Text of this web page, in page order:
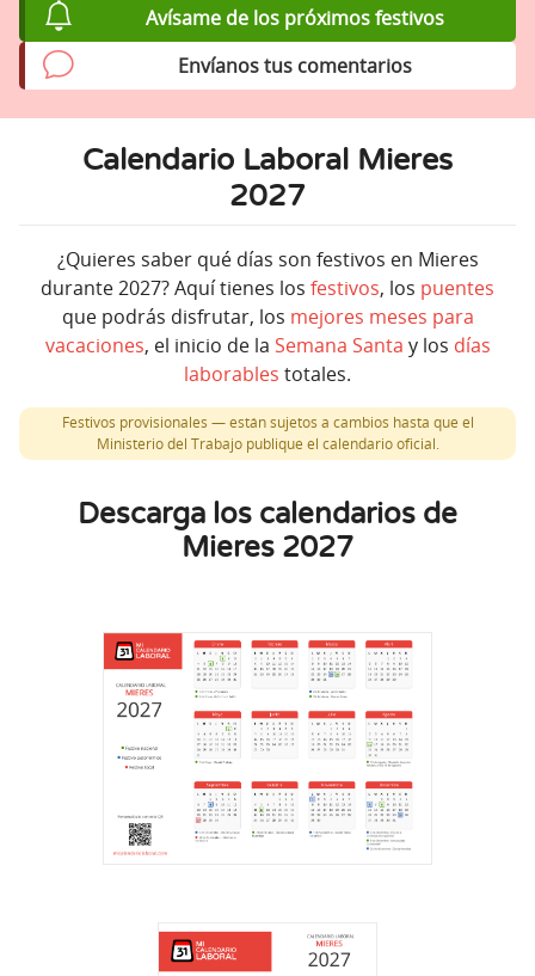
Calendario Laboral Mieres
2027
¿Quieres saber qué días son festivos en Mieres
durante 2027? Aquí tienes los festivos, los puentes
que podrás disfrutar, los mejores meses para
vacaciones, el inicio de la Semana Santa y los días
laborables totales.
Festivos provisionales — están sujetos a cambios hasta que el
Ministerio del Trabajo publique el calendario oficial.
Descarga los calendarios de
Mieres 2027
Avísame de los próximos festivos
Envíanos tus comentarios